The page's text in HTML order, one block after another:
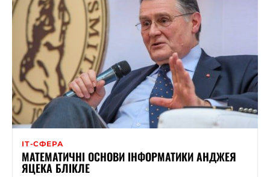
ІТ-СФЕРА
МАТЕМАТИЧНІ ОСНОВИ ІНФОРМАТИКИ АНДЖЕЯ
ЯЦЕКА БЛІКЛЕ